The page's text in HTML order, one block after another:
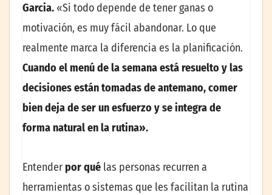
Garcia. «Si todo depende de tener ganas o
motivación, es muy fácil abandonar. Lo que
realmente marca la diferencia es la planificación.
Cuando el menú de la semana está resuelto y las
decisiones están tomadas de antemano, comer
bien deja de ser un esfuerzo y se integra de
forma natural en la rutina».
Entender por qué las personas recurren a
herramientas o sistemas que les facilitan la rutina